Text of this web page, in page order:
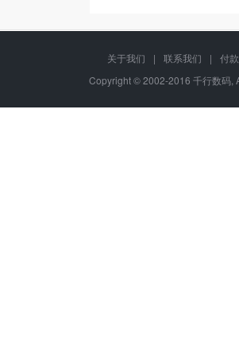
关于我们 | 联系我们 |
付
Copyright © 2002-2016 千行数码